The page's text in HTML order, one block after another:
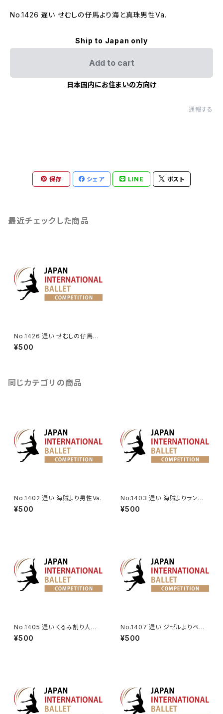
No.1426 遅い せむしの仔馬より海と真珠男性Va.
Ship to Japan only
Add to cart
日本国内にお住まいの方向け
通報する
保存 シェア LINE ポスト
最近チェックした商品
No.1426 遅い せむしの仔馬よ
り海と真珠男性Va.
¥500
同じカテゴリの商品
No.1402 遅い 海賊より男性Va.
¥500
No.1403 遅い 海賊よりランケ
デムのVa.
¥500
No.1405 遅い くるみ割り人形
より王子のVa.
¥500
No.1407 遅い ジゼルよりペザ
ント男性Va.
¥500